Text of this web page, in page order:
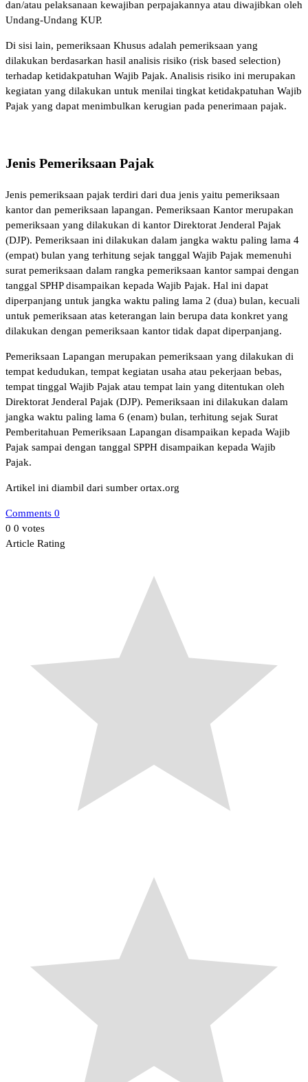
dan/atau pelaksanaan kewajiban perpajakannya atau diwajibkan oleh
Undang-Undang KUP.
Di sisi lain, pemeriksaan Khusus adalah pemeriksaan yang
dilakukan berdasarkan hasil analisis risiko (risk based selection)
terhadap ketidakpatuhan Wajib Pajak. Analisis risiko ini merupakan
kegiatan yang dilakukan untuk menilai tingkat ketidakpatuhan Wajib
Pajak yang dapat menimbulkan kerugian pada penerimaan pajak.
Jenis Pemeriksaan Pajak
Jenis pemeriksaan pajak terdiri dari dua jenis yaitu pemeriksaan
kantor dan pemeriksaan lapangan. Pemeriksaan Kantor merupakan
pemeriksaan yang dilakukan di kantor Direktorat Jenderal Pajak
(DJP). Pemeriksaan ini dilakukan dalam jangka waktu paling lama 4
(empat) bulan yang terhitung sejak tanggal Wajib Pajak memenuhi
surat pemeriksaan dalam rangka pemeriksaan kantor sampai dengan
tanggal SPHP disampaikan kepada Wajib Pajak. Hal ini dapat
diperpanjang untuk jangka waktu paling lama 2 (dua) bulan, kecuali
untuk pemeriksaan atas keterangan lain berupa data konkret yang
dilakukan dengan pemeriksaan kantor tidak dapat diperpanjang.
Pemeriksaan Lapangan merupakan pemeriksaan yang dilakukan di
tempat kedudukan, tempat kegiatan usaha atau pekerjaan bebas,
tempat tinggal Wajib Pajak atau tempat lain yang ditentukan oleh
Direktorat Jenderal Pajak (DJP). Pemeriksaan ini dilakukan dalam
jangka waktu paling lama 6 (enam) bulan, terhitung sejak Surat
Pemberitahuan Pemeriksaan Lapangan disampaikan kepada Wajib
Pajak sampai dengan tanggal SPPH disampaikan kepada Wajib
Pajak.
Artikel ini diambil dari sumber ortax.org
Comments 0
0 0 votes
Article Rating